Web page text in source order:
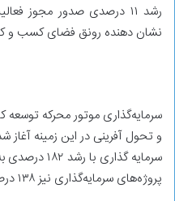
نشان دهنده رونق فضای کسب و
سرمایه‌گذاری موتور محرکه
و تحول آفرینی در این زمینه
پروژه‌های سرمایه‌گذاری نیز ۱۳۸ درصد رشد داشته است.